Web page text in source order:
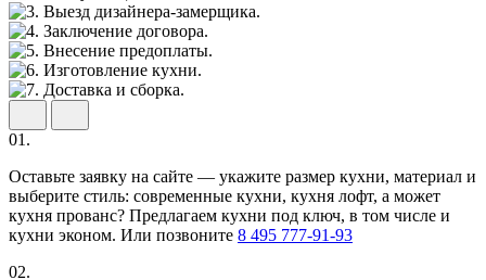
01.
Оставьте заявку на сайте — укажите размер кухни, материал и
выберите стиль: современные кухни, кухня лофт, а может
кухня прованс? Предлагаем кухни под ключ, в том числе и
кухни эконом. Или позвоните 8 495 777-91-93
02.